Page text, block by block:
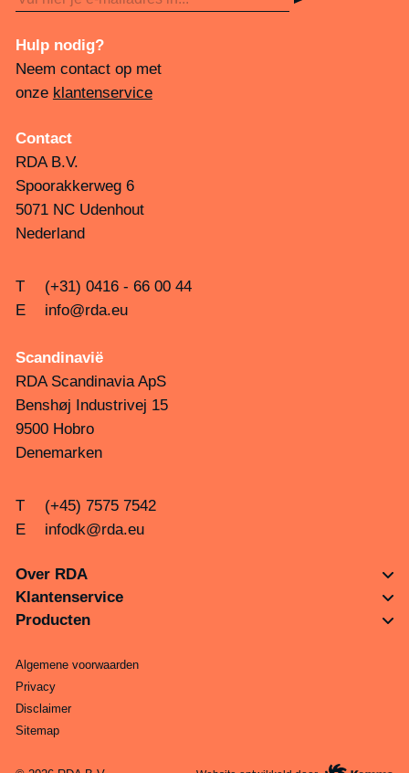
Hulp nodig?
Neem contact op met
onze klantenservice
Contact
RDA B.V.
Spoorakkerweg 6
5071 NC Udenhout
Nederland
T
(+31) 0416 - 66 00 44
E
info@rda.eu
Scandinavië
RDA Scandinavia ApS
Benshøj Industrivej 15
9500 Hobro
Denemarken
T
(+45) 7575 7542
E
infodk@rda.eu
Over RDA
Klantenservice
Producten
Algemene voorwaarden
Privacy
Disclaimer
Sitemap